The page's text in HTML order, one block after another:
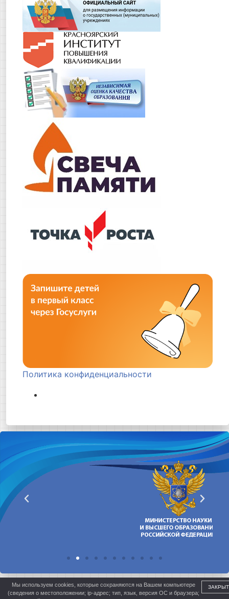
Политика конфиденциальности
Мы используем cookies, которые сохраняются на Вашем компьютере
(сведения о местоположении; ip-адрес; тип, язык, версия ОС и браузера;